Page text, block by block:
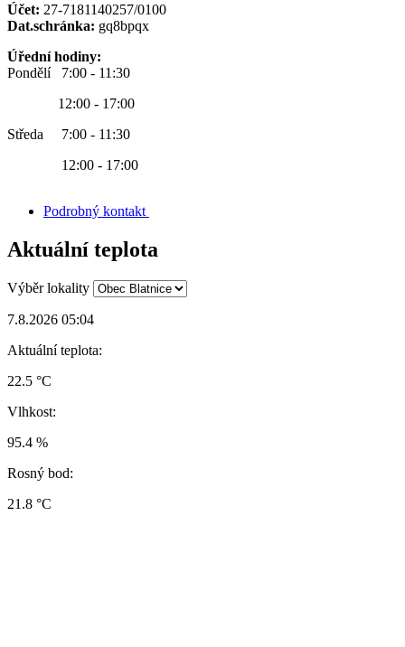
Účet: 27-7181140257/0100
Dat.schránka: gq8bpqx
Úřední hodiny:
Pondělí 7:00 - 11:30
12:00 - 17:00
Středa 7:00 - 11:30
12:00 - 17:00
Podrobný kontakt
Aktuální teplota
Výběr lokality
7.8.2026 05:04
Aktuální teplota:
22.5 °C
Vlhkost:
95.4 %
Rosný bod:
21.8 °C